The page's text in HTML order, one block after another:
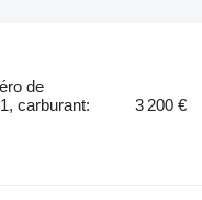
de
carburant:
3 200 €